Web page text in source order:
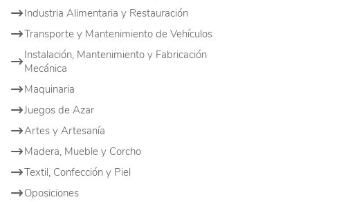
Industria Alimentaria y Restauración
Transporte y Mantenimiento de Vehículos
Instalación, Mantenimiento y Fabricación
Mecánica
Maquinaria
Juegos de Azar
Artes y Artesanía
Madera, Mueble y Corcho
Textil, Confección y Piel
Oposiciones